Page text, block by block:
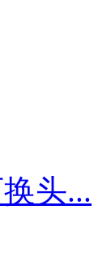
头...